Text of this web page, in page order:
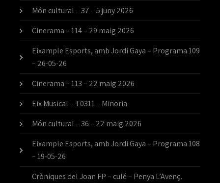
Món cultural – 37 – 5 juny 2026
Cinerama – 114 – 29 maig 2026
Eixample Esports, amb Jordi Gaya – Programa 109
– 26-05-26
Cinerama – 113 – 22 maig 2026
Eix Musical – T0311 – Minoria
Món cultural – 36 – 22 maig 2026
Eixample Esports, amb Jordi Gaya – Programa 108
– 19-05-26
Cròniques del Joan FP – culé – Penya L’Avenç.